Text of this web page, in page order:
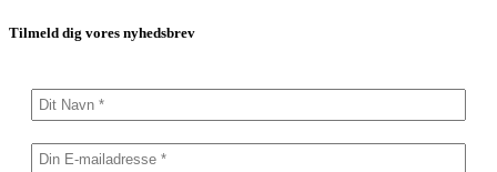
Tilmeld dig vores nyhedsbrev